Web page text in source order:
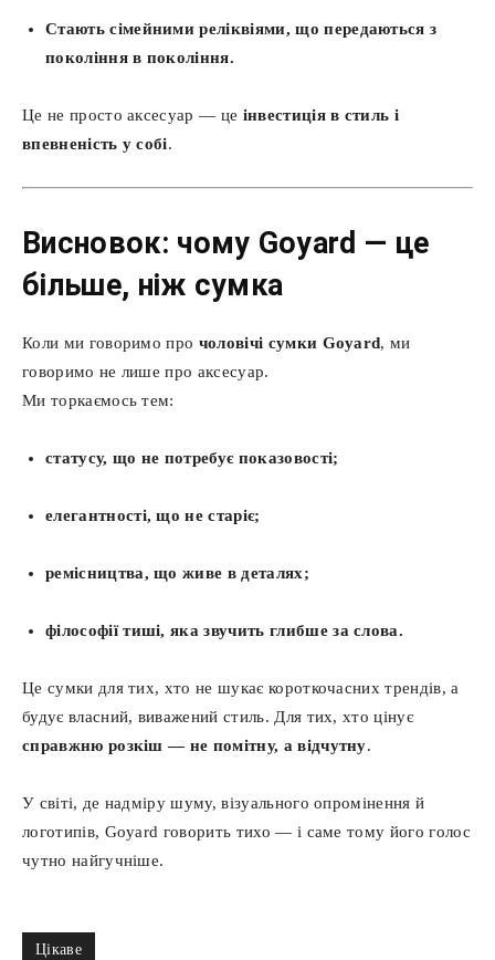
Стають сімейними реліквіями, що передаються з
покоління в покоління.
Це не просто аксесуар — це інвестиція в стиль і
впевненість у собі.
Висновок: чому Goyard — це
більше, ніж сумка
Коли ми говоримо про чоловічі сумки Goyard, ми
говоримо не лише про аксесуар.
Ми торкаємось тем:
статусу, що не потребує показовості;
елегантності, що не старіє;
ремісництва, що живе в деталях;
філософії тиші, яка звучить глибше за слова.
Це сумки для тих, хто не шукає короткочасних трендів, а
будує власний, виважений стиль. Для тих, хто цінує
справжню розкіш — не помітну, а відчутну.
У світі, де надміру шуму, візуального опромінення й
логотипів, Goyard говорить тихо — і саме тому його голос
чутно найгучніше.
Цікаве